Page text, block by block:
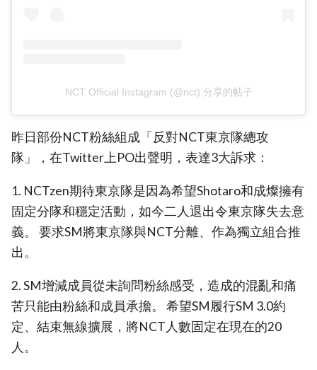
NCT Official Instagram (@nct) 分享的帖子
昨日部份NCT粉絲組成「反對NCT東京隊總攻
隊」，在Twitter上PO出聲明，表達3大訴求：
1. NCTzen期待東京隊是因為希望Shotaro和成燦擁有
固定分隊和穩定活動，如今二人退出令東京隊失去意
義。 要求SM將東京隊與NCT分離、作為獨立組合推
出。
2. SM增減成員從未詢問粉絲感受，造成的混亂和痛
苦只能由粉絲和成員承擔。 希望SM履行SM 3.0約
定、結束無線擴展，將NCT人數固定在現在的20
人。